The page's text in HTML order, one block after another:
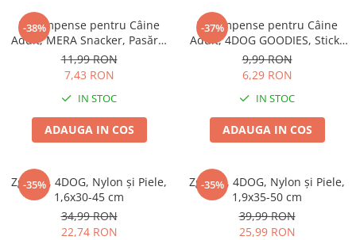
-38%
Recompense pentru Câine
Adult, MERA Snacker, Pasăre,
200g
11,99 RON
7,43 RON
IN STOC
ADAUGA IN COS
-37%
Recompense pentru Câine
Adult, 4DOG GOODIES, Sticks
din Orez, Talie Mică, 12 cm, 6
bucăți/pungă
9,99 RON
6,29 RON
IN STOC
ADAUGA IN COS
-35%
Zgardă, 4DOG, Nylon și Piele,
1,6x30-45 cm
34,99 RON
22,74 RON
-35%
Zgardă, 4DOG, Nylon și Piele,
1,9x35-50 cm
39,99 RON
25,99 RON